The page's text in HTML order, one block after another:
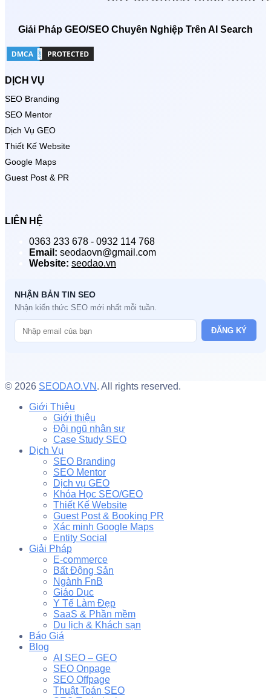
Giải Pháp GEO/SEO Chuyên Nghiệp Trên AI Search
DỊCH VỤ
SEO Branding
SEO Mentor
Dịch Vụ GEO
Thiết Kế Website
Google Maps
Guest Post & PR
LIÊN HỆ
0363 233 678 - 0932 114 768
Email: seodaovn@gmail.com
Website: seodao.vn
NHẬN BẢN TIN SEO
Nhận kiến thức SEO mới nhất mỗi tuần.
ĐĂNG KÝ
© 2026 SEODAO.VN . All rights reserved.
Giới Thiệu
Giới thiệu
Đội ngũ nhân sự
Case Study SEO
Dịch Vụ
SEO Branding
SEO Mentor
Dịch vụ GEO
Khóa Học SEO/GEO
Thiết Kế Website
Guest Post & Booking PR
Xác minh Google Maps
Entity Social
Giải Pháp
E-commerce
Bất Động Sản
Ngành FnB
Giáo Dục
Y Tế Làm Đẹp
SaaS & Phần mềm
Du lịch & Khách sạn
Báo Giá
Blog
AI SEO – GEO
SEO Onpage
SEO Offpage
Thuật Toán SEO